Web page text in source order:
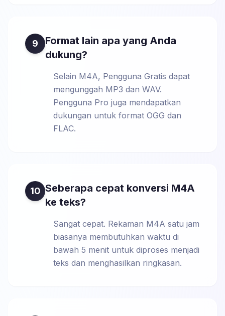
9
Format lain apa yang Anda
dukung?
Selain M4A, Pengguna Gratis dapat
mengunggah MP3 dan WAV.
Pengguna Pro juga mendapatkan
dukungan untuk format OGG dan
FLAC.
10 Seberapa cepat konversi M4A
ke teks?
Sangat cepat. Rekaman M4A satu jam
biasanya membutuhkan waktu di
bawah 5 menit untuk diproses menjadi
teks dan menghasilkan ringkasan.